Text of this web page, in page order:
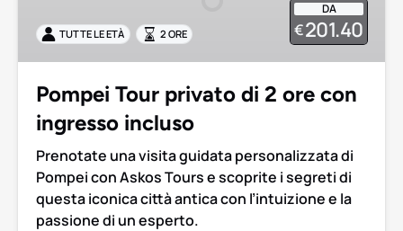
ore
con
incluso
DA
€201.40
TUTTE LE ETÀ 2 ORE
Pompei Tour privato di 2 ore con
ingresso incluso
Prenotate una visita guidata personalizzata di
Pompei con Askos Tours e scoprite i segreti di
questa iconica città antica con l’intuizione e la
passione di un esperto.